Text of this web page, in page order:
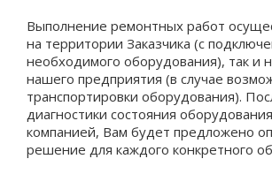
Выполнение ремонтных работ
на территории Заказчика (с
необходимого оборудования), так и
нашего предприятия (в случае
транспортировки оборудования).
диагностики состояния
компанией, Вам будет предложено
решение для каждого конкретного